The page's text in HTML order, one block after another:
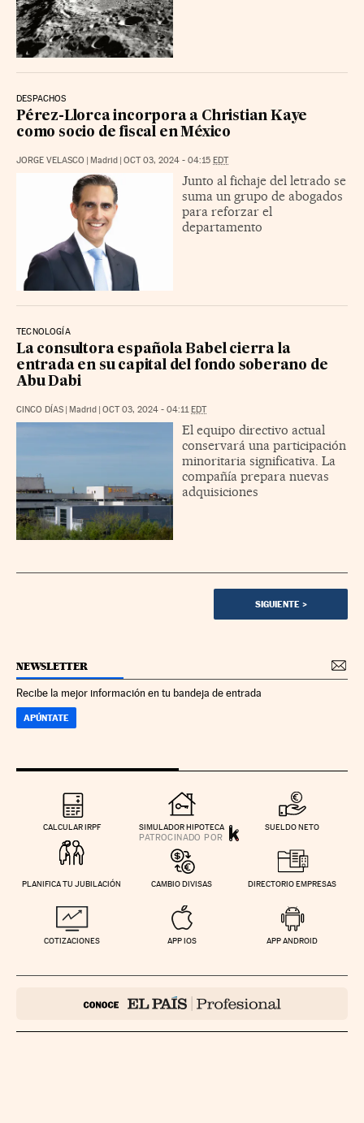
DESPACHOS
Pérez-Llorca incorpora a Christian Kaye
como socio de fiscal en México
JORGE VELASCO | Madrid | OCT 03, 2024 - 04:15 EDT
Junto al fichaje del letrado se
suma un grupo de abogados
para reforzar el
departamento
TECNOLOGÍA
La consultora española Babel cierra la
entrada en su capital del fondo soberano de
Abu Dabi
CINCO DÍAS | Madrid | OCT 03, 2024 - 04:11EDT
El equipo directivo actual
conservará una participación
minoritaria significativa. La
compañía prepara nuevas
adquisiciones
SIGUIENTE>
NEWSLETTER
Recibe la mejor información en tu bandeja de entrada
APÚNTATE
CALCULAR IRPF SIMULADOR HIPOTECA SUELDO NETO
PLANIFICA TU JUBILACIÓN CAMBIO DIVISAS DIRECTORIO EMPRESAS
COTIZACIONES APP IOS APP ANDROID